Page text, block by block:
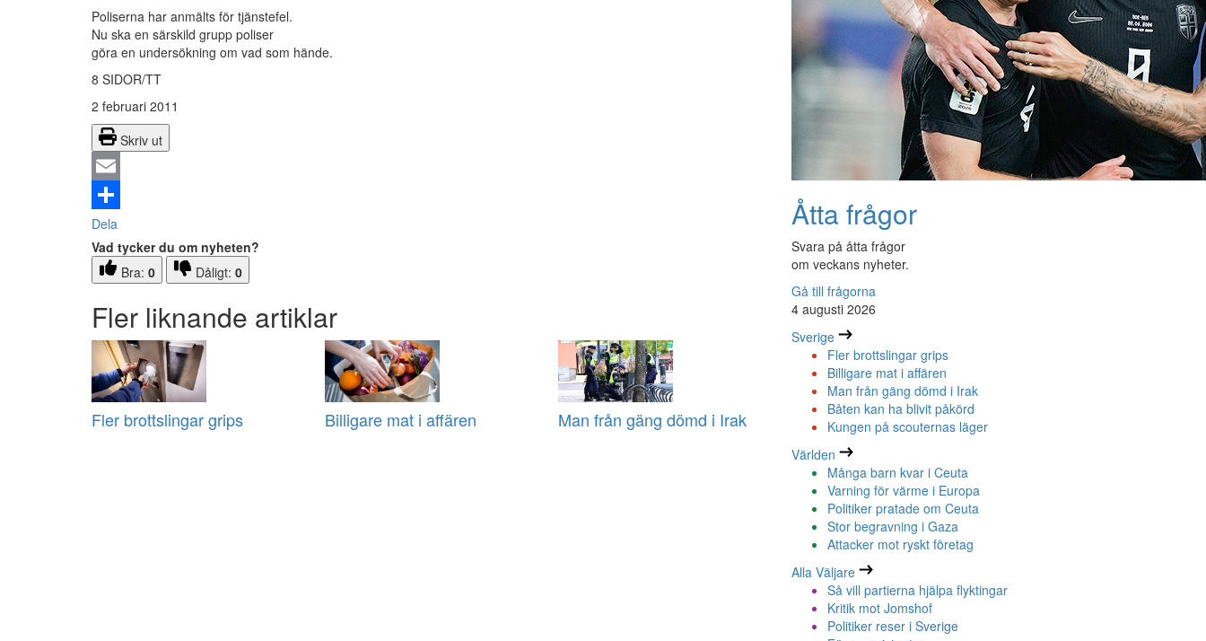
Poliserna har anmälts för tjänstefel.
Nu ska en särskild grupp poliser
göra en undersökning om vad som hände.
8 SIDOR/TT
2 februari 2011
Skriv ut
Email
Dela
Vad tycker du om nyheten?
Bra: 0 Dåligt: 0
Fler liknande artiklar
Fler brottslingar grips Billigare mat i affären Man från gäng dömd i Irak
Åtta frågor
Svara på åtta frågor
om veckans nyheter.
Gå till frågorna
4 augusti 2026
Sverige
Fler brottslingar grips
Billigare mat i affären
Man från gäng dömd i Irak
Båten kan ha blivit påkörd
Kungen på scouternas läger
Världen
Många barn kvar i Ceuta
Varning för värme i Europa
Politiker pratade om Ceuta
Stor begravning i Gaza
Attacker mot ryskt företag
Alla Väljare
Så vill partierna hjälpa flyktingar
Kritik mot Jomshof
Politiker reser i Sverige